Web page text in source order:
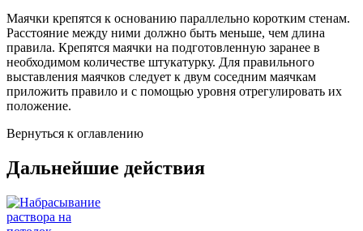
Маячки крепятся к основанию параллельно коротким стенам.
Расстояние между ними должно быть меньше, чем длина
правила. Крепятся маячки на подготовленную заранее в
необходимом количестве штукатурку. Для правильного
выставления маячков следует к двум соседним маячкам
приложить правило и с помощью уровня отрегулировать их
положение.
Вернуться к оглавлению
Дальнейшие действия